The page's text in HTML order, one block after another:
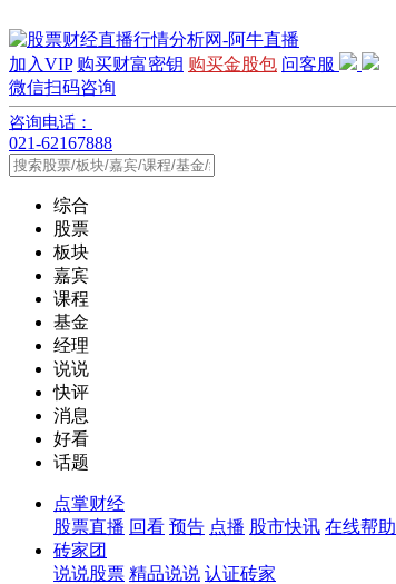
加入VIP 购买财富密钥 购买金股包 问客服
微信扫码咨询
咨询电话：
021-62167888
综合
股票
板块
嘉宾
课程
基金
经理
说说
快评
消息
好看
话题
点掌财经
股票直播 回看 预告 点播 股市快讯 在线帮助
砖家团
说说股票 精品说说 认证砖家